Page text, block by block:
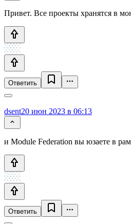
Привет. Все проекты хранятся в
Ответить
dsent20 июн 2023 в 06:13
и Module Federation вы юзаете в
Ответить